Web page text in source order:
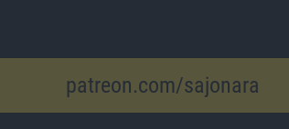
patreon.com/sajonara